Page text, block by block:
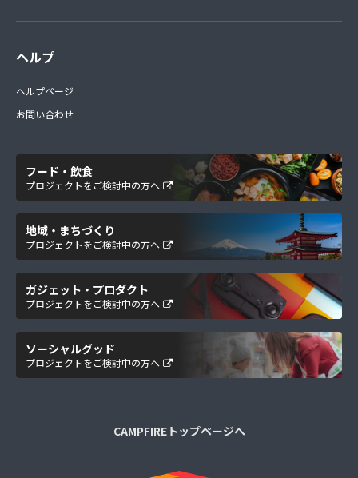
ヘルプ
ヘルプページ
お問い合わせ
フード・飲食
プロジェクトをご検討中の方へ
地域・まちづくり
プロジェクトをご検討中の方へ
ガジェット・プロダクト
プロジェクトをご検討中の方へ
ソーシャルグッド
プロジェクトをご検討中の方へ
CAMPFIREトップページへ